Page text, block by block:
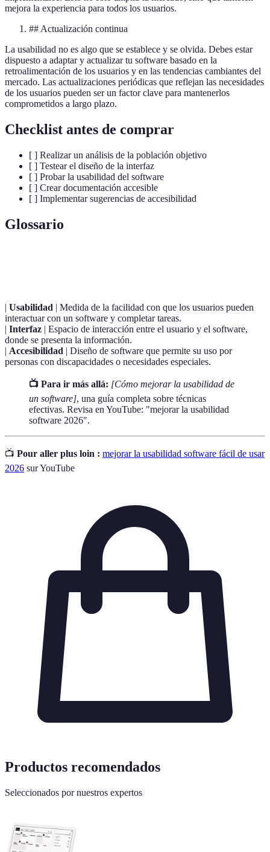
mejora la experiencia para todos los usuarios.
## Actualización continua
La usabilidad no es algo que se establece y se olvida. Debes estar
dispuesto a adaptar y actualizar tu software basado en la
retroalimentación de los usuarios y en las tendencias cambiantes del
mercado. Las actualizaciones periódicas que reflejan las necesidades
de los usuarios pueden ser un factor clave para mantenerlos
comprometidos a largo plazo.
Checklist antes de comprar
[ ] Realizar un análisis de la población objetivo
[ ] Testear el diseño de la interfaz
[ ] Probar la usabilidad del software
[ ] Crear documentación accesible
[ ] Implementar sugerencias de accesibilidad
Glossario
| Usabilidad | Medida de la facilidad con que los usuarios pueden
interactuar con un software y completar tareas.
| Interfaz | Espacio de interacción entre el usuario y el software,
donde se presenta la información.
| Accesibilidad | Diseño de software que permite su uso por
personas con discapacidades o necesidades especiales.
📺 Para ir más allá: [Cómo mejorar la usabilidad de
un software], una guía completa sobre técnicas
efectivas. Revisa en YouTube: "mejorar la usabilidad
software 2026".
📺 Pour aller plus loin : mejorar la usabilidad software fácil de usar
2026 sur YouTube
Productos recomendados
Seleccionados por nuestros expertos